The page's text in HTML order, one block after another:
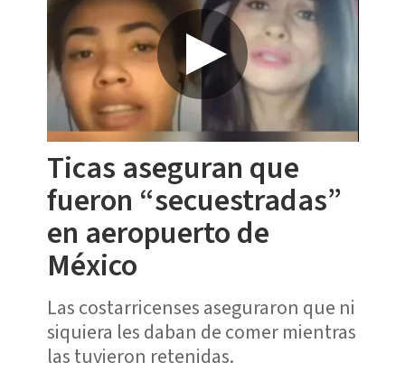
Ticas aseguran que
fueron “secuestradas”
en aeropuerto de
México
Las costarricenses aseguraron que ni
siquiera les daban de comer mientras
las tuvieron retenidas.